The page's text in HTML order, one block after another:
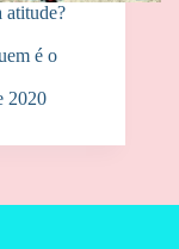
atitude?
é o
2020